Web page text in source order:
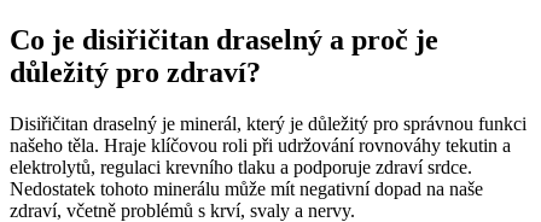
Co je disiřičitan draselný a proč je
důležitý pro zdraví?
Disiřičitan draselný je minerál, který je důležitý pro správnou funkci
našeho těla. Hraje klíčovou roli při udržování rovnováhy tekutin a
elektrolytů, regulaci krevního tlaku a podporuje zdraví srdce.
Nedostatek tohoto minerálu může mít negativní dopad na naše
zdraví, včetně problémů s krví, svaly a nervy.